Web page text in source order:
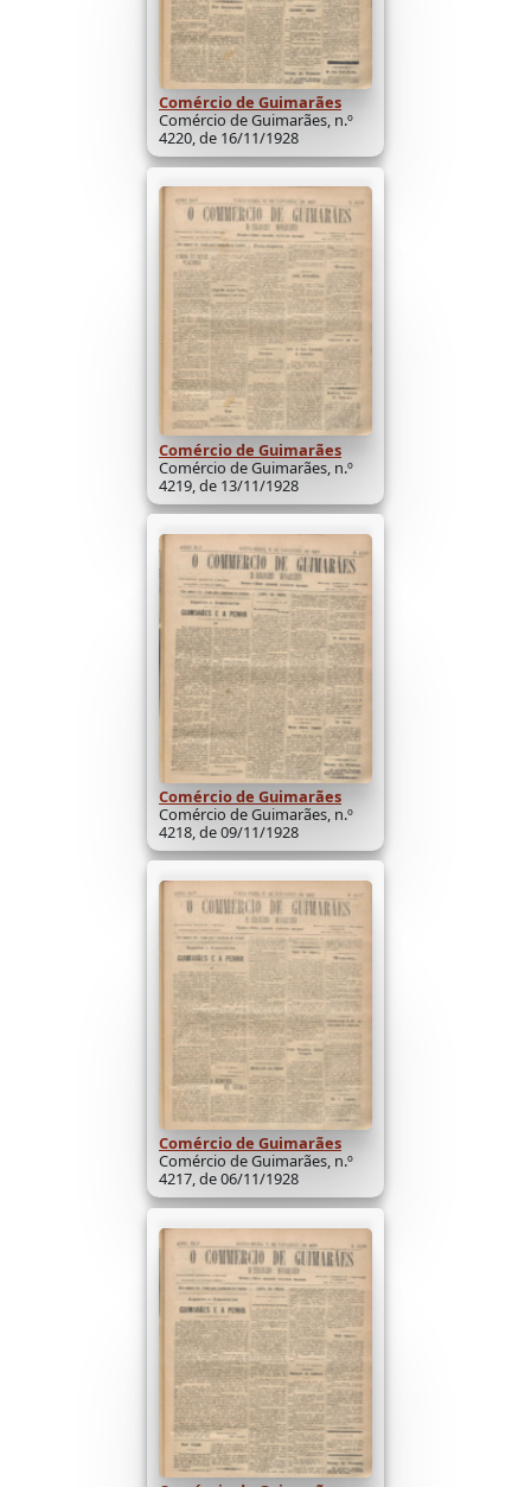
Comércio de Guimarães
Comércio de Guimarães, n.º
4220, de 16/11/1928
Comércio de Guimarães
Comércio de Guimarães, n.º
4219, de 13/11/1928
Comércio de Guimarães
Comércio de Guimarães, n.º
4218, de 09/11/1928
Comércio de Guimarães
Comércio de Guimarães, n.º
4217, de 06/11/1928